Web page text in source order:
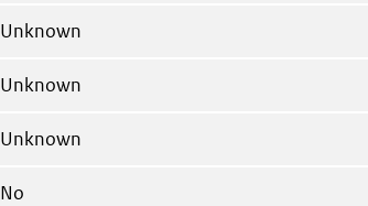
Unknown
Unknown
Unknown
No